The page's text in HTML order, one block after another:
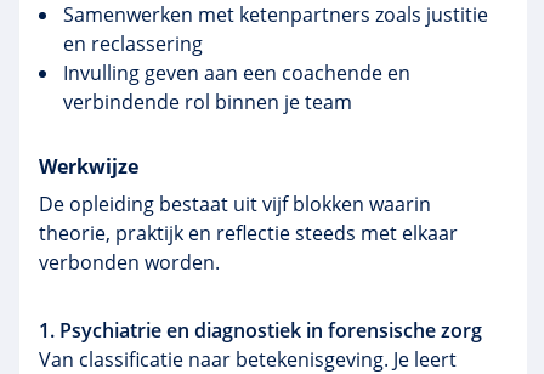
Samenwerken met ketenpartners zoals justitie
en reclassering
Invulling geven aan een coachende en
verbindende rol binnen je team
Werkwijze
De opleiding bestaat uit vijf blokken waarin
theorie, praktijk en reflectie steeds met elkaar
verbonden worden.
1. Psychiatrie en diagnostiek in forensische zorg
Van classificatie naar betekenisgeving. Je leert